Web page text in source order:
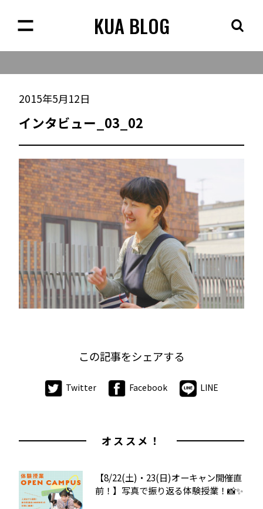
KUA BLOG
2015年5月12日
インタビュー_03_02
この記事をシェアする
Twitter Facebook LINE
オススメ！
【8/22(土)・23(日)オーキャン開催直
前！】写真で振り返る体験授業！📸✨